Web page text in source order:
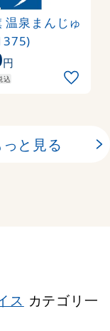
温泉まんじゅ
円
込
と見る
ス カテゴリ一